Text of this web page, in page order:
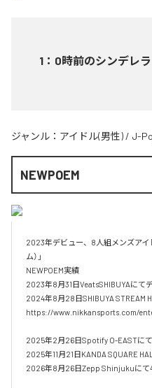
1 ： 0時前のシンデレラ
ジャンル： アイドル(男性) / J-
NEWPOEM
2023年デビュー、8人組メンズアイ
ム）」
NEWPOEM実績
2023年8月31日VeatsSHIBUYAにて
2024年8月28日SHIBUYA STREAM
https://www.nikkansports.com/
2025年2月26日Spotify O-EASTに
2025年11月21日KANDA SQUARE
2026年8月26日Zepp Shinjukuにて